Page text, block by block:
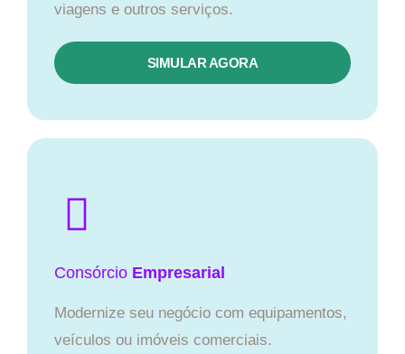
viagens e outros serviços.
SIMULAR AGORA
Consórcio Empresarial
Modernize seu negócio com equipamentos,
veículos ou imóveis comerciais.